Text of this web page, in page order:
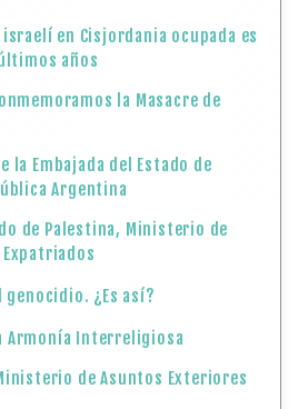
en Cisjordania ocupada es
años
la Masacre de
la Embajada del Estado de
Argentina
de Palestina, Ministerio de
genocidio. ¿Es así?
Armonía Interreligiosa
de Asuntos Exteriores